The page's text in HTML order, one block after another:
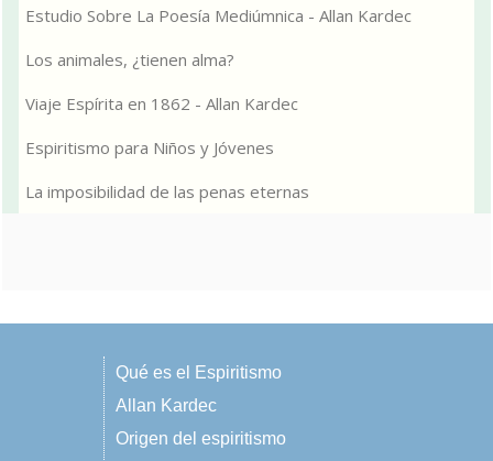
Estudio Sobre La Poesía Mediúmnica - Allan Kardec
Los animales, ¿tienen alma?
Viaje Espírita en 1862 - Allan Kardec
Espiritismo para Niños y Jóvenes
La imposibilidad de las penas eternas
Qué es el Espiritismo
Allan Kardec
Origen del espiritismo